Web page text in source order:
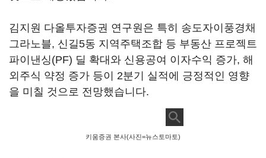
김지원 다올투자증권 연구원은 특히 송도자이풍경채
그라노블, 신길5동 지역주택조합 등 부동산 프로젝트
파이낸싱(PF) 딜 확대와 신용공여 이자수익 증가, 해
외주식 약정 증가 등이 2분기 실적에 긍정적인 영향
을 미칠 것으로 전망했습니다.
키움증권 본사(사진=뉴스토마토)